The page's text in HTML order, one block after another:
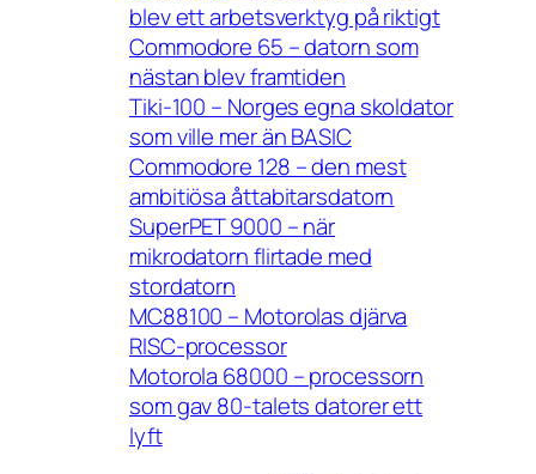
blev ett arbetsverktyg på riktigt
Commodore 65 – datorn som
nästan blev framtiden
Tiki-100 – Norges egna skoldator
som ville mer än BASIC
Commodore 128 – den mest
ambitiösa åttabitarsdatorn
SuperPET 9000 – när
mikrodatorn flirtade med
stordatorn
MC88100 – Motorolas djärva
RISC-processor
Motorola 68000 – processorn
som gav 80-talets datorer ett
lyft